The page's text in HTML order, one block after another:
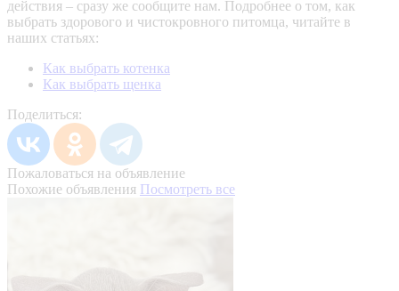
действия – сразу же сообщите нам. Подробнее о том, как
выбрать здорового и чистокровного питомца, читайте в
наших статьях:
Как выбрать котенка
Как выбрать щенка
Поделиться:
Пожаловаться на объявление
Похожие объявления Посмотреть все